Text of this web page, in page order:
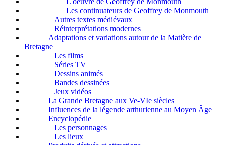
Les continuateurs de Geoffrey de Monmouth
Autres textes médiévaux
Réinterprétations modernes
Adaptations et variations autour de la Matière de
Bretagne
Les films
Séries TV
Dessins animés
Bandes dessinées
Jeux vidéos
La Grande Bretagne aux Ve-VIe siècles
Influences de la légende arthurienne au Moyen Âge
Encyclopédie
Les personnages
Les lieux